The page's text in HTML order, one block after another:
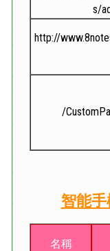
s/
http://
/
智能
名稱